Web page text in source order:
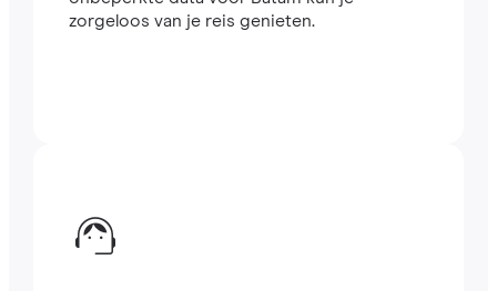
zorgeloos van je reis genieten.